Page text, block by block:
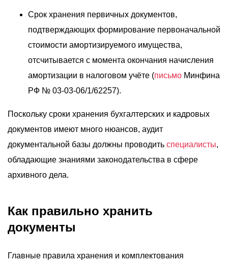
Срок хранения первичных документов,
подтверждающих формирование первоначальной
стоимости амортизируемого имущества,
отсчитывается с момента окончания начисления
амортизации в налоговом учёте (письмо Минфина
РФ № 03-03-06/1/62257).
Поскольку сроки хранения бухгалтерских и кадровых
документов имеют много нюансов, аудит
документальной базы должны проводить специалисты,
обладающие знаниями законодательства в сфере
архивного дела.
Как правильно хранить
документы
Главные правила хранения и комплектования